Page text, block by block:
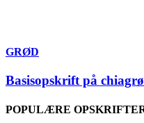
GRØD
Basisopskrift på
POPULÆRE